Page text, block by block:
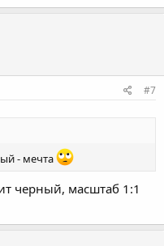
#7
- мечта
черный, масштаб 1:1